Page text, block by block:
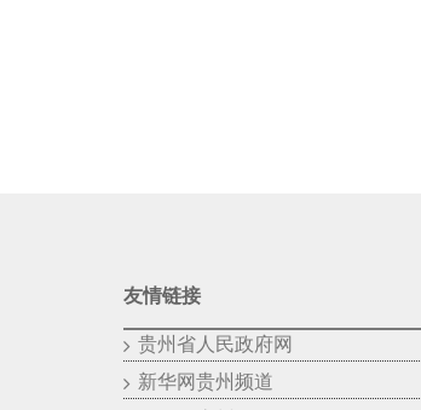
友情链接
贵州省人民政府网
新华网贵州频道